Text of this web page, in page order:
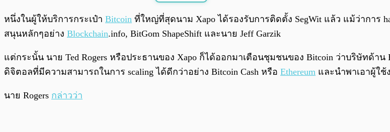
พร้อมเล่น
หนึ่งในผู้ให้บริการกระเป๋า Bitcoin ที่ใหญ่ที่สุดนาม Xapo ได้รองรับการติดตั้ง SegWit แล้ว แม้ว่าการ
สนุนหลักๆอย่าง Blockchain.info, BitGom ShapeShift และนาย Jeff Garzik
แต่กระนั้น นาย Ted Rogers หรือประธานของ Xapo ก็ได้ออกมาเตือนชุมชนของ Bitcoin ว่าบริษัทด้
ดิจิตอลที่มีความสามารถในการ scaling ได้ดีกว่าอย่าง Bitcoin Cash หรือ Ethereum และนำพาเอาผู้ใ
นาย Rogers กล่าวว่า